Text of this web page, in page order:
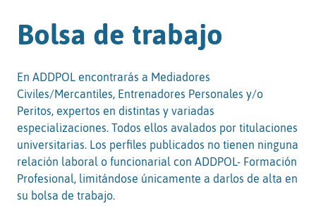
Bolsa de trabajo
En ADDPOL encontrarás a Mediadores
Civiles/Mercantiles, Entrenadores Personales y/o
Peritos, expertos en distintas y variadas
especializaciones. Todos ellos avalados por titulaciones
universitarias. Los perfiles publicados no tienen ninguna
relación laboral o funcionarial con ADDPOL- Formación
Profesional, limitándose únicamente a darlos de alta en
su bolsa de trabajo.